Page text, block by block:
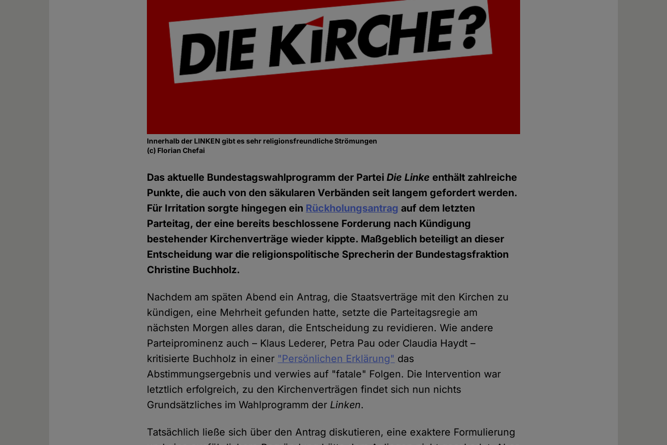
Innerhalb der LINKEN gibt es sehr religionsfreundliche Strömungen
(c) Florian Chefai
Das aktuelle Bundestagswahlprogramm der ParteiDie Linke enthält zahlreiche
Punkte, die auch von den säkularen Verbänden seit langem gefordert werden.
Für Irritation sorgte hingegen ein Rückholungsantrag auf dem letzten
Parteitag, der eine bereits beschlossene Forderung nach Kündigung
bestehender Kirchenverträge wieder kippte. Maßgeblich beteiligt an dieser
Entscheidung war die religionspolitische Sprecherin der Bundestagsfraktion
Christine Buchholz.
Nachdem am späten Abend ein Antrag, die Staatsverträge mit den Kirchen zu
kündigen, eine Mehrheit gefunden hatte, setzte die Parteitagsregie am
nächsten Morgen alles daran, die Entscheidung zu revidieren. Wie andere
Parteiprominenz auch – Klaus Lederer, Petra Pau oder Claudia Haydt –
kritisierte Buchholz in einer "Persönlichen Erklärung" das
Abstimmungsergebnis und verwies auf "fatale" Folgen. Die Intervention war
letztlich erfolgreich, zu den Kirchenverträgen findet sich nun nichts
Grundsätzliches im Wahlprogramm der Linken.
Tatsächlich ließe sich über den Antrag diskutieren, eine exaktere Formulierung